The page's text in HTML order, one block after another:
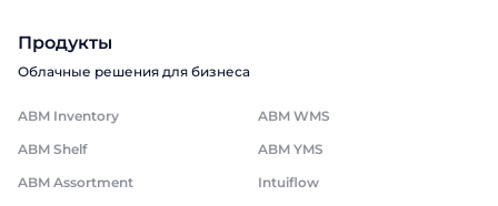
Продукты
Облачные решения для бизнеса
ABM Inventory
ABM WMS
ABM Shelf
ABM YMS
ABM Assortment
Intuiflow